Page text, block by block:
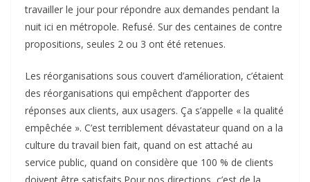
travailler le jour pour répondre aux demandes pendant la
nuit ici en métropole. Refusé. Sur des centaines de contre
propositions, seules 2 ou 3 ont été retenues.
Les réorganisations sous couvert d’amélioration, c’étaient
des réorganisations qui empêchent d’apporter des
réponses aux clients, aux usagers. Ça s’appelle « la qualité
empêchée ». C’est terriblement dévastateur quand on a la
culture du travail bien fait, quand on est attaché au
service public, quand on considère que 100 % de clients